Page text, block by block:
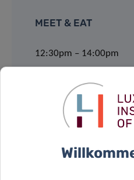
MEET & EAT
12:30pm – 14:00pm
House of BioHealth
Salle Françoise Barré
29, rue Henri Koch, L-